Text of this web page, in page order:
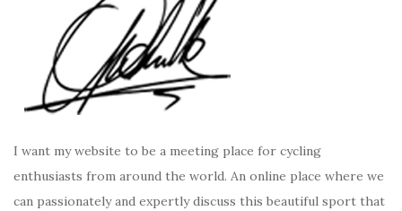
I want my website to be a meeting place for cycling
enthusiasts from around the world. An online place where we
can passionately and expertly discuss this beautiful sport that